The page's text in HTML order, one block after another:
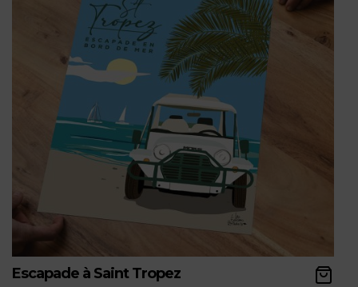
Escapade à Saint Tropez